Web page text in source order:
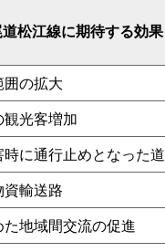
松江線に期待する効果
囲の拡大
光客増加
に通行止めとなった
輸送路
地域間交流の促進